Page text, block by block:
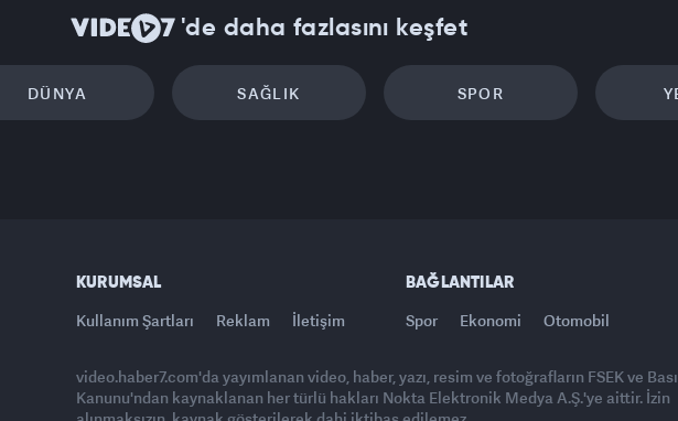
'de daha fazlasını keşfet
DÜNYA SAĞLIK SPOR
KURUMSAL
Kullanım Şartları Reklam İletişim
BAĞLANTILAR
Spor Ekonomi Otomobil
video.haber7.com'da yayımlanan video, haber, yazı, resim ve fotoğrafların FSEK ve
Kanunu'ndan kaynaklanan her türlü hakları Nokta Elektronik Medya A.Ş.'ye aittir. İzin